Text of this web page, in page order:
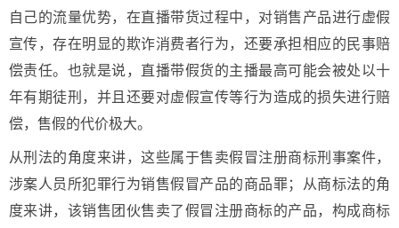
自己的流量优势，在直播带货过程中，对销售产品进行虚假
宣传，存在明显的欺诈消费者行为，还要承担相应的民事赔
偿责任。也就是说，直播带假货的主播最高可能会被处以十
年有期徒刑，并且还要对虚假宣传等行为造成的损失进行赔
偿，售假的代价极大。
从刑法的角度来讲，这些属于售卖假冒注册商标刑事案件，
涉案人员所犯罪行为销售假冒产品的商品罪；从商标法的角
度来讲，该销售团伙售卖了假冒注册商标的产品，构成商标